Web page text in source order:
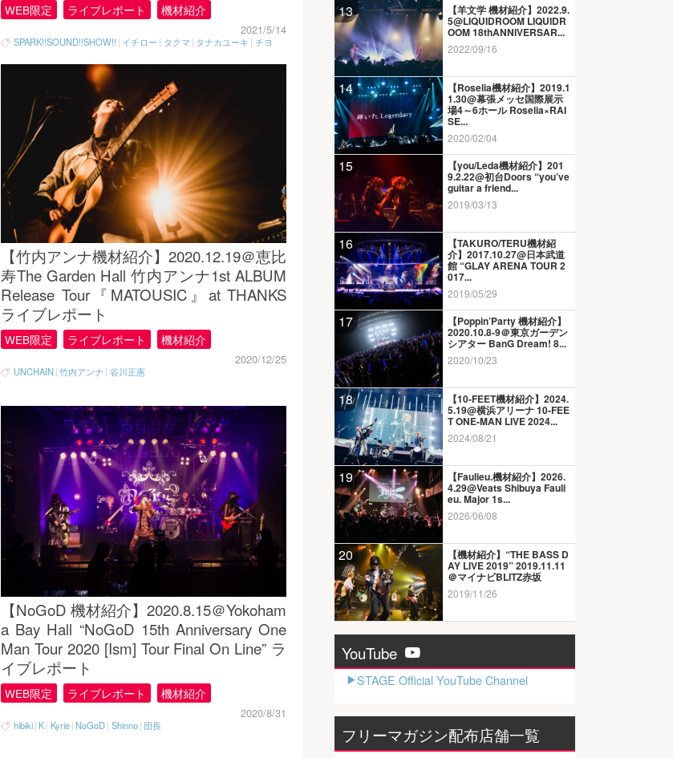
WEB限定 ライブレポート 機材紹介
2021/5/14
SPARK!!SOUND!!SHOW!! | イチロー | タクマ | タナカユーキ | チヨ
【竹内アンナ機材紹介】2020.12.19＠恵比
寿The Garden Hall 竹内アンナ1st ALBUM
Release Tour『MATOUSIC』at THANKS
ライブレポート
WEB限定 ライブレポート 機材紹介
2020/12/25
UNCHAIN |竹内アンナ | 谷川正憲
【NoGoD 機材紹介】2020.8.15＠Yokoham
a Bay Hall “NoGoD 15th Anniversary One
Man Tour 2020 [Ism] Tour Final On Line” ラ
イブレポート
WEB限定 ライブレポート 機材紹介
2020/8/31
hibiki | K| Kyrie |NoGoD| Shinno | 団長
13 【羊文学 機材紹介】2022.9.
5@LIQUIDROOM LIQUIDR
OOM 18thANNIVERSAR...
2022/09/16
14 【Roselia機材紹介】2019.1
1.30@幕張メッセ国際展示
場4～6ホール Roselia×RAI
SE...
2020/02/04
15 【you/Leda機材紹介】201
9.2.22@初台Doors “you’ve
guitar a friend...
2019/03/13
16 【TAKURO/TERU機材紹
介】2017.10.27@日本武道
館 “GLAY ARENA TOUR 2
017...
2019/05/29
17 【Poppin’Party 機材紹介】
2020.10.8-9＠東京ガーデン
シアター BanG Dream! 8...
2020/10/23
18 【10-FEET機材紹介】2024.
5.19@横浜アリーナ 10-FEE
T ONE-MAN LIVE 2024...
2024/08/21
19 【Faulieu.機材紹介】2026.
4.29@Veats Shibuya Fauli
eu. Major 1s...
2026/06/08
20 【機材紹介】“THE BASS D
AY LIVE 2019” 2019.11.11
＠マイナビBLITZ赤坂
2019/11/26
YouTube
STAGE Official YouTube Channel
フリーマガジン配布店舗一覧